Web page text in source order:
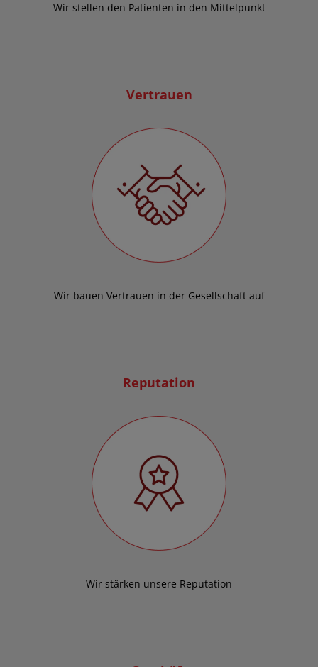
Wir stellen den Patienten in den Mittelpunkt
Vertrauen
Wir bauen Vertrauen in der Gesellschaft auf
Reputation
Wir stärken unsere Reputation